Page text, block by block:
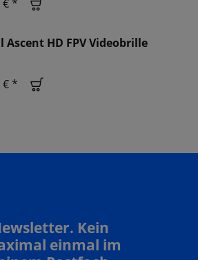
€ *
Ascent HD FPV Videobrille
€ *
Kein
einmal im